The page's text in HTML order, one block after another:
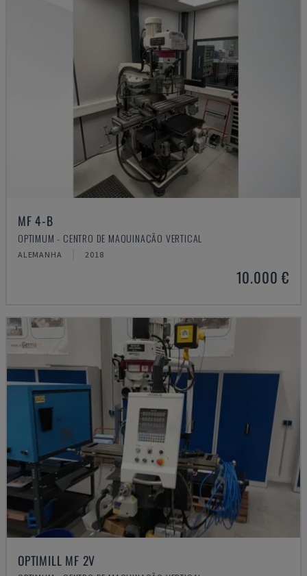
MF 4-B
OPTIMUM - CENTRO DE MAQUINAÇÃO VERTICAL
ALEMANHA 2018
10.000 €
OPTIMILL MF 2V